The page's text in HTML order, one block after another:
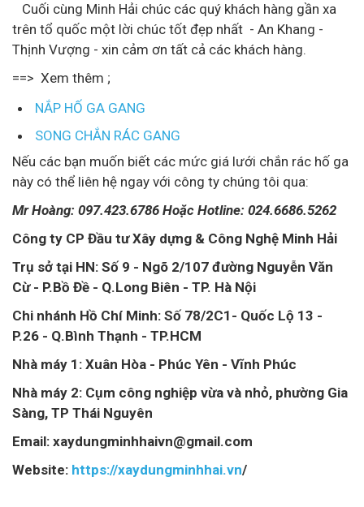
Cuối cùng Minh Hải chúc các quý khách hàng gần xa
trên tổ quốc một lời chúc tốt đẹp nhất - An Khang -
Thịnh Vượng - xin cảm ơn tất cả các khách hàng.
==> Xem thêm ;
NẮP HỐ GA GANG
SONG CHẮN RÁC GANG
Nếu các bạn muốn biết các mức giá lưới chắn rác hố ga
này có thể liên hệ ngay với công ty chúng tôi qua:
Mr Hoàng: 097.423.6786 Hoặc Hotline: 024.6686.5262
Công ty CP Đầu tư Xây dựng & Công Nghệ Minh Hải
Trụ sở tại HN: Số 9 - Ngõ 2/107 đường Nguyễn Văn
Cừ - P.Bồ Đề - Q.Long Biên - TP. Hà Nội
Chi nhánh Hồ Chí Minh: Số 78/2C1- Quốc Lộ 13 -
P.26 - Q.Bình Thạnh - TP.HCM
Nhà máy 1: Xuân Hòa - Phúc Yên - Vĩnh Phúc
Nhà máy 2: Cụm công nghiệp vừa và nhỏ, phường Gia
Sàng, TP Thái Nguyên
Email: xaydungminhhaivn@gmail.com
Website: https://xaydungminhhai.vn/